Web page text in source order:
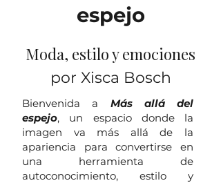
espejo
Moda, estilo y emociones
por Xisca Bosch
Bienvenida a Más allá del
espejo, un espacio donde la
imagen va más allá de la
apariencia para convertirse en
una herramienta de
autoconocimiento, estilo y